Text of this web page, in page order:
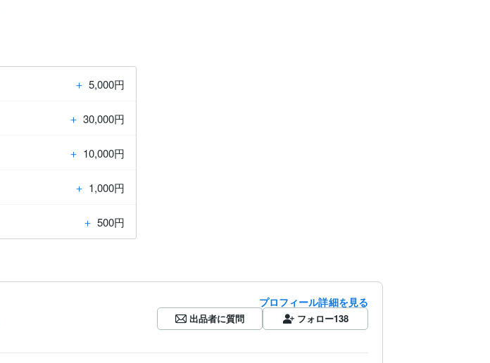
＋ 5,000円
＋ 30,000円
＋ 10,000円
＋ 1,000円
＋ 500円
プロフィール詳細を見る
出品者に質問 フォロー138